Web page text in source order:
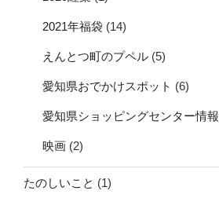
2021年福袋 (14)
えんとつ町のプペル (5)
愛知県おでかけスポット (6)
愛知県ショッピングセンター情報
映画 (2)
たのしいこと (1)